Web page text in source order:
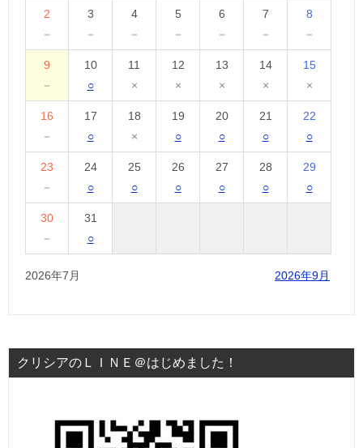
2
－
3
－
4
－
5
－
6
－
7
－
8
－
9
－
10
○
11
×
12
×
13
×
14
×
15
×
16
－
17
○
18
×
19
○
20
○
21
○
22
○
23
－
24
○
25
○
26
○
27
○
28
○
29
○
30
－
31
○
2026年7月 2026年9月
クリシアのＬＩＮＥ＠はじめました！